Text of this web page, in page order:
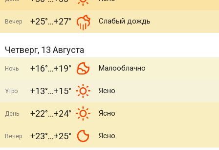
Вечер +25° +27° Слабый дождь
Четверг, 13 Августа
Ночь +16° +19° Малооблачно
Утро +13° +15° Ясно
День +22° +24° Ясно
Вечер +23° +25° Ясно